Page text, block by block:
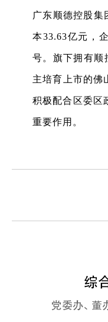
广东顺德控股集
本33.63亿元，
号。旗下拥有顺
主培育上市的佛
积极配合区委区
重要作用。